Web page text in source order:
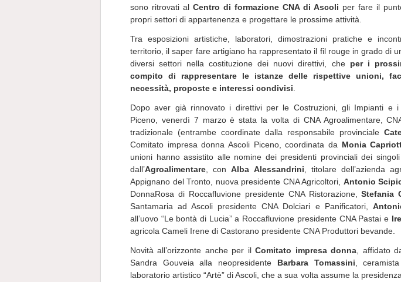
sono ritrovati al Centro di formazione CNA di Ascoli per fare il
propri settori di appartenenza e progettare le prossime attività.
Tra esposizioni artistiche, laboratori, dimostrazioni pratiche e
territorio, il saper fare artigiano ha rappresentato il fil rouge in grado di
diversi settori nella costituzione dei nuovi direttivi, che per i
compito di rappresentare le istanze delle rispettive unioni,
necessità, proposte e interessi condivisi
Dopo aver già rinnovato i direttivi per le Costruzioni, gli Impianti e i
Piceno, venerdì 7 marzo è stata la volta di CNA Agroalimentare,
tradizionale (entrambe coordinate dalla responsabile provinciale
Comitato impresa donna Ascoli Piceno, coordinata da Monia
unioni hanno assistito alle nomine dei presidenti provinciali dei
dall’Agroalimentare , conAlba Alessandrini , titolare dell’azienda
Appignano del Tronto, nuova presidente CNA Agricoltori, Antonio
DonnaRosa di Roccafluvione presidente CNA Ristorazione,Stefania
Santamaria ad Ascoli presidente CNA Dolciari e Panificatori,
all’uovo “Le bontà di Lucia” a Roccafluvione presidente CNA Pastai e
agricola Cameli Irene di Castorano presidente CNA Produttori bevande.
Novità all’orizzonte anche per ilComitato impresa donna , affidato
Sandra Gouveia alla neopresidente Barbara Tomassini ,
laboratorio artistico “Artè” di Ascoli, che a sua volta assume la